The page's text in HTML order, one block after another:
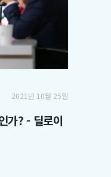
2021년 10월 25일
가? - 딜로이